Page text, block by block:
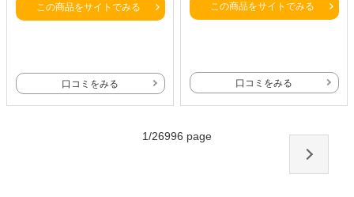
この商品をサイトでみる
口コミをみる
この商品をサイトでみる
口コミをみる
1/26996 page